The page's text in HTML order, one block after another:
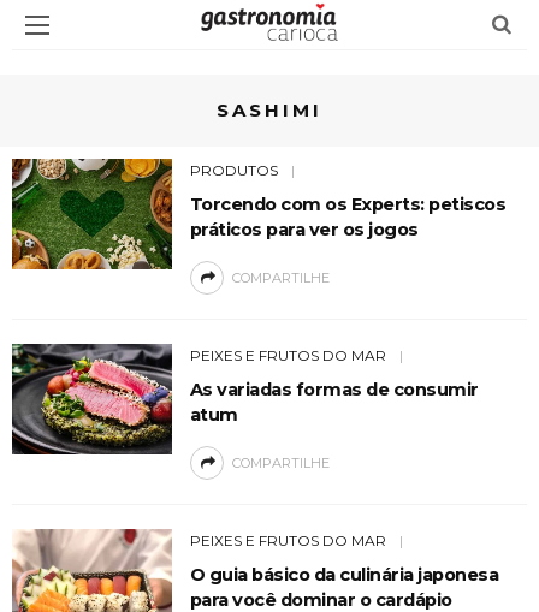
SASHIMI
PRODUTOS
Torcendo com os Experts: petiscos
práticos para ver os jogos
COMPARTILHE
PEIXES E FRUTOS DO MAR
As variadas formas de consumir
atum
COMPARTILHE
PEIXES E FRUTOS DO MAR
O guia básico da culinária japonesa
para você dominar o cardápio